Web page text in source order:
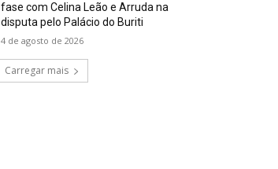
fase com Celina Leão e Arruda na
disputa pelo Palácio do Buriti
4 de agosto de 2026
Carregar mais